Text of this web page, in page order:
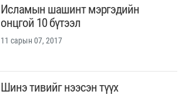
Исламын шашинт мэргэдийн
онцгой 10 бүтээл
11 сарын 07, 2017
Шинэ тивийг нээсэн түүх